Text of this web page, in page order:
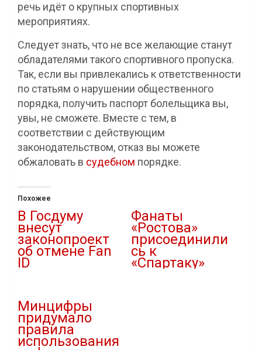
речь идёт о крупных спортивных
мероприятиях.
Следует знать, что не все желающие станут
обладателями такого спортивного пропуска.
Так, если вы привлекались к ответственности
по статьям о нарушении общественного
порядка, получить паспорт болельщика вы,
увы, не сможете. Вместе с тем, в
соответствии с действующим
законодательством, отказ вы можете
обжаловать в судебном порядке.
Похожее
В Госдуму
внесут
законопроект
об отмене Fan
ID
Фанаты
«Ростова»
присоединили
сь к
«Спартаку»
Минцифры
придумало
правила
использования